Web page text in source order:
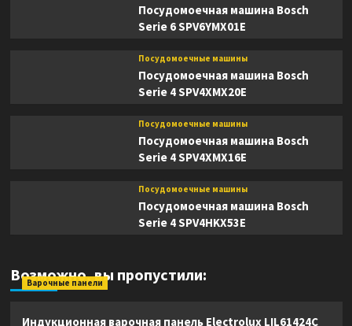
Посудомоечная машина Bosch
Serie 6 SPV6YMX01E
Посудомоечные машины
Посудомоечная машина Bosch
Serie 4 SPV4XMX20E
Посудомоечные машины
Посудомоечная машина Bosch
Serie 4 SPV4XMX16E
Посудомоечные машины
Посудомоечная машина Bosch
Serie 4 SPV4HKX53E
Возможно, вы пропустили:
Варочные панели
Индукционная варочная панель Electrolux LIL61424C